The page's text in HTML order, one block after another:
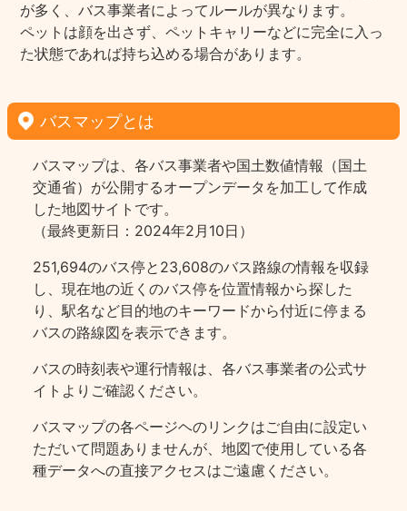
が多く、バス事業者によってルールが異なります。
ペットは顔を出さず、ペットキャリーなどに完全に入っ
た状態であれば持ち込める場合があります。
バスマップとは
バスマップは、各バス事業者や国土数値情報（国土
交通省）が公開するオープンデータを加工して作成
した地図サイトです。
（最終更新日：2024年2月10日）
251,694のバス停と23,608のバス路線の情報を収録
し、現在地の近くのバス停を位置情報から探した
り、駅名など目的地のキーワードから付近に停まる
バスの路線図を表示できます。
バスの時刻表や運行情報は、各バス事業者の公式サ
イトよりご確認ください。
バスマップの各ページヘのリンクはご自由に設定い
ただいて問題ありませんが、地図で使用している各
種データへの直接アクセスはご遠慮ください。